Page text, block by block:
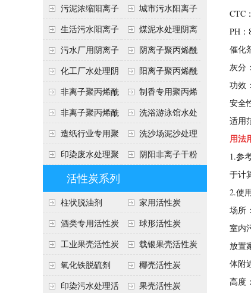
聚丙烯酰胺
胺使用范围
污泥浓缩阳离子
聚丙烯酰胺
城市污水阳离子
聚丙烯酰胺
生活污水阳离子
聚丙烯酰胺
煤泥水处理阴离
子聚丙烯酰胺
污水厂用阴离子
聚丙烯酰胺
阴离子聚丙烯酰
胺洗煤水处理方法
化工厂水处理阴
离子聚丙烯酰胺
阳离子聚丙烯酰
胺介绍
非离子聚丙烯酰
胺说明
制香专用聚丙烯
酰胺
非离子聚丙烯酰
胺应用范围
洗浴游泳馆水处
理聚丙烯酰胺
造纸行业专用聚
丙烯酰胺
洗沙场泥沙处理
聚丙烯酰胺
印染废水处理聚
丙烯酰胺
阴阳非离子干粉
活性炭系列
柱状脱油剂
家用活性炭
酒类专用活性炭
球形活性炭
工业果壳活性炭
载银果壳活性炭
氧化铁脱硫剂
椰壳活性炭
印染污水处理活
果壳活性炭
CTC
PH：
催化
灰分
功效
安全
适用
用法
1.参
于计
2.使
场所
室内
放置
体附
高度